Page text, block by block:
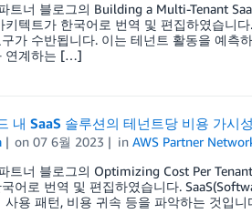
트너 블로그의 Building a Multi-Tenant
키텍트가 한국어로 번역 및 편집하였습니
가 수반됩니다. 이는 테넌트 활동을 예측
연계하는 […]
내 SaaS 솔루션의 테넌트당 비용 가시
on07 6월 2023 inAWS Partner
트너 블로그의 Optimizing Cost Per
어로 번역 및 편집하였습니다.
사용 패턴, 비용 귀속 등을 파악하는 것입